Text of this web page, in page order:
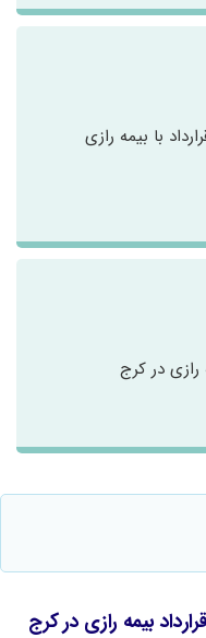
با بیمه رازی
رازی در کرج
بیمه رازی در کرج